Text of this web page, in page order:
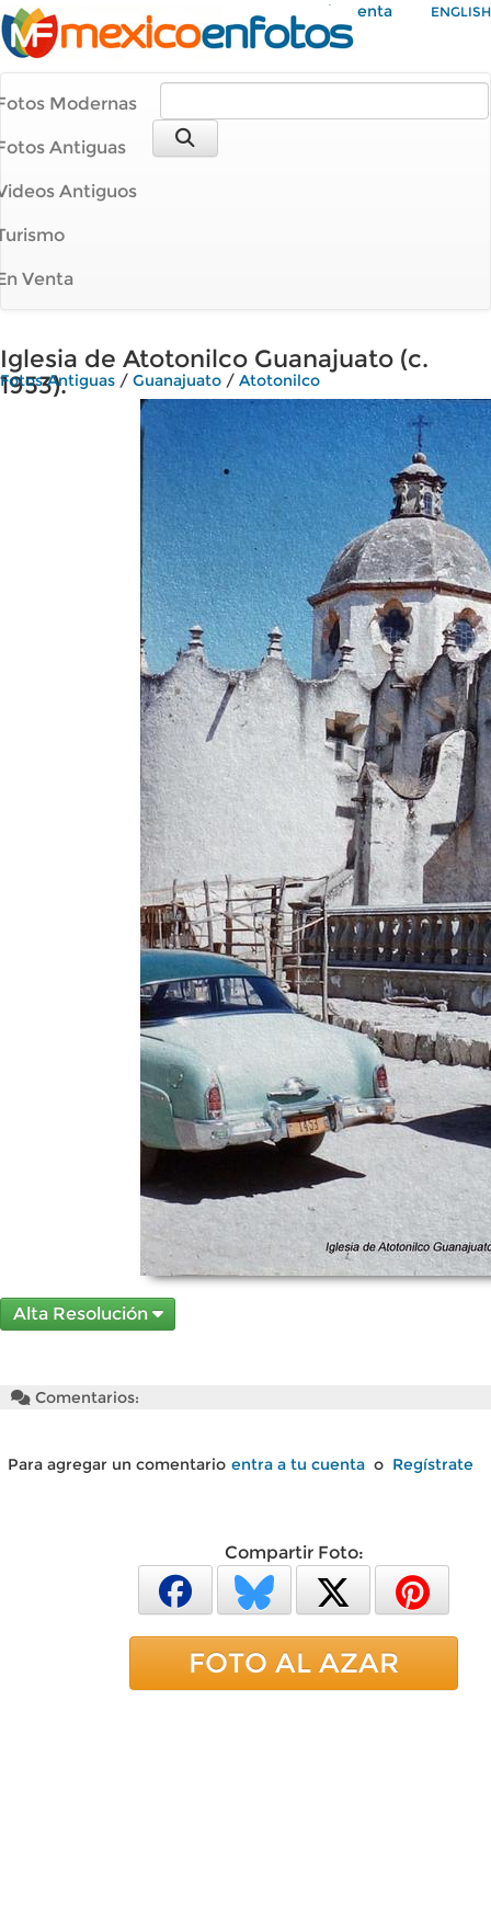
Mi Cuenta ENGLISH
Modernas
Antiguas
Antiguos
Venta
Iglesia de Atotonilco Guanajuato (c.
1953).
Fotos Antiguas / Guanajuato / Atotonilco
Alta Resolución
Comentarios:
Para agregar un comentario entra a tu cuenta o Regístrate
Compartir Foto:
FOTO AL AZAR